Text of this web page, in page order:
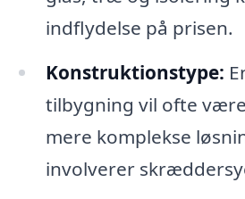
indflydelse på prisen.
Konstruktionstype:
tilbygning vil ofte
mere komplekse
involverer